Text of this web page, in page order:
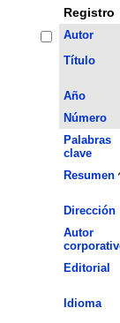
Registro
Autor
Título
Año
Número
Palabras
clave
Resumen
Dirección
Autor
Editorial
Idioma